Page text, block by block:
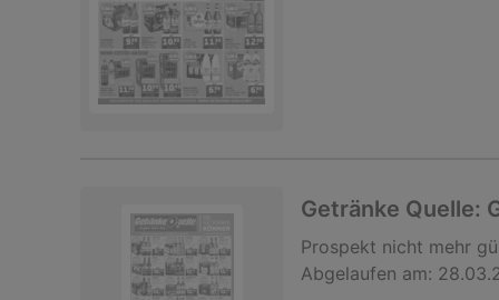
Getränke Quelle:
Prospekt nicht mehr
Abgelaufen am: